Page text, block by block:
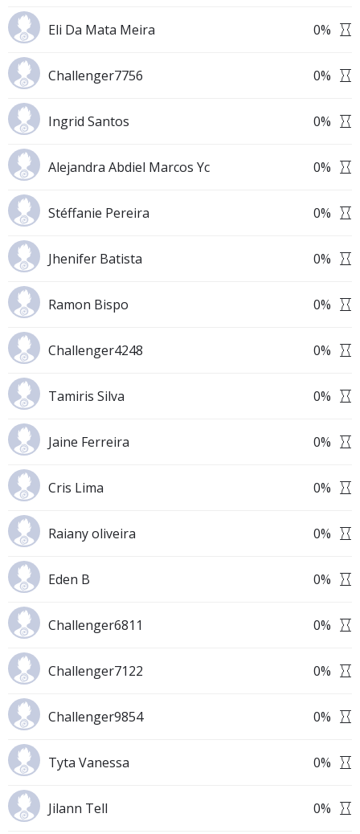
Eli Da Mata Meira 0%
Challenger7756 0%
Ingrid Santos 0%
Alejandra Abdiel Marcos Yc 0%
Stéffanie Pereira 0%
Jhenifer Batista 0%
Ramon Bispo 0%
Challenger4248 0%
Tamiris Silva 0%
Jaine Ferreira 0%
Cris Lima 0%
Raiany oliveira 0%
Eden B 0%
Challenger6811 0%
Challenger7122 0%
Challenger9854 0%
Tyta Vanessa 0%
Jilann Tell 0%